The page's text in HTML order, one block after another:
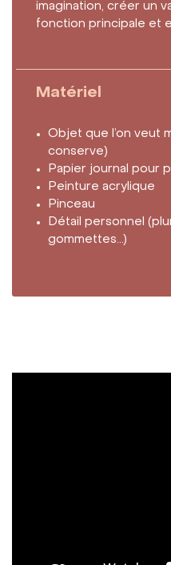
imagination, créer un
fonction principale et
Matériel
Objet que l’on veut
conserve)
Papier journal pour
Peinture acrylique
Pinceau
Détail personnel
gommettes…)